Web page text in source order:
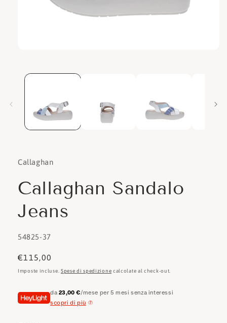
Callaghan
Callaghan Sandalo
Jeans
SKU:
54825-37
Prezzo
di
€115,00
Imposte incluse. Spese di spedizione calcolate al check-out.
da 23,00 €/mese per 5 mesi senza interessi
scopri di più